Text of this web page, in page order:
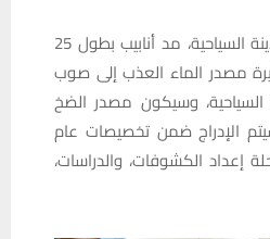
كما يتضمن مشروع المدينة السياحية، مد أنابيب بطول 25
مصدر الماء العذب إلى صوب
السياحية، وسيكون مصدر الضخ
م3، حيث سيتم الإدراج ضمن تخصيصات عام
إعداد الكشوفات، والدراسات،